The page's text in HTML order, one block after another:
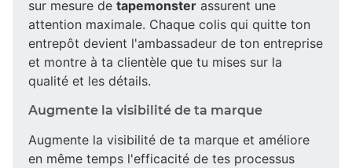
sur mesure de tapemonster assurent une
attention maximale. Chaque colis qui quitte ton
entrepôt devient l'ambassadeur de ton entreprise
et montre à ta clientèle que tu mises sur la
qualité et les détails.
Augmente la visibilité de ta marque
Augmente la visibilité de ta marque et améliore
en même temps l'efficacité de tes processus